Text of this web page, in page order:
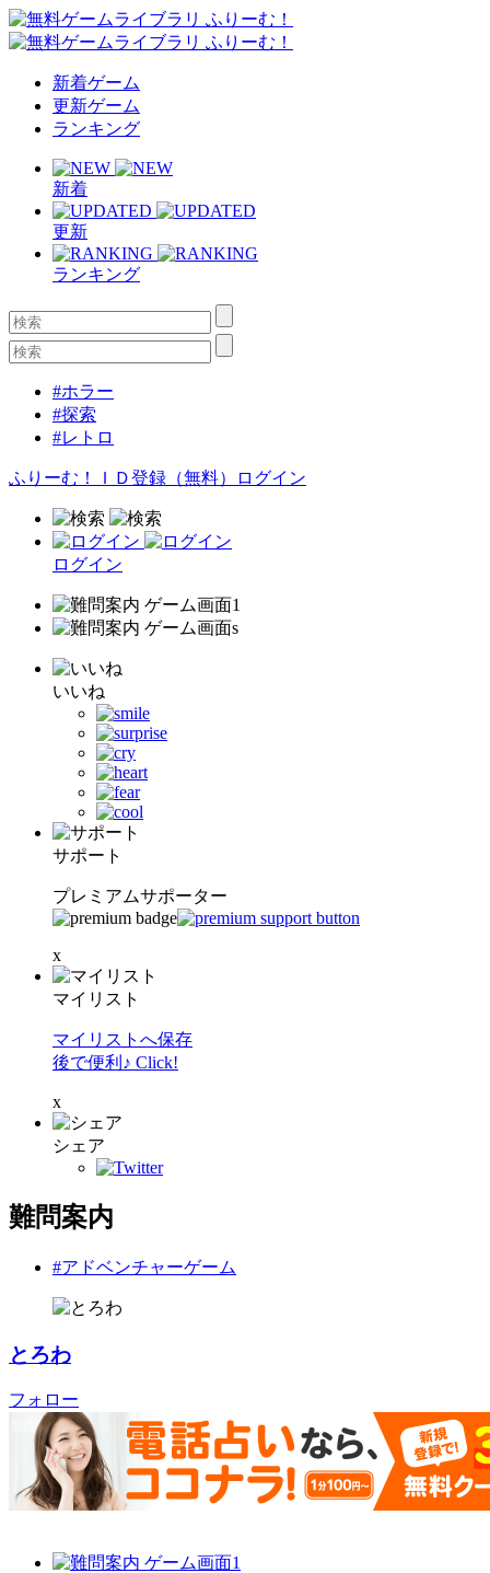
新着ゲーム
更新ゲーム
ランキング
新着
更新
ランキング
#ホラー
#探索
#レトロ
ふりーむ！ＩＤ登録（無料） ログイン
ログイン
いいね
サポート
プレミアムサポーター
x
マイリスト
マイリストへ保存
後で便利♪ Click!
x
シェア
難問案内
#アドベンチャーゲーム
とろわ
フォロー